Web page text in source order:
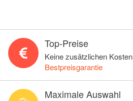
Top-Preise
Keine zusätzlichen Kosten
Bestpreisgarantie
Maximale Auswahl